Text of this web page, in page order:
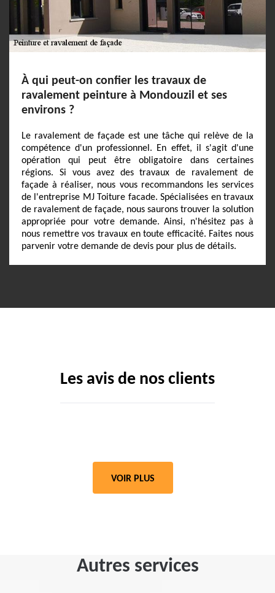
À qui peut-on confier les travaux de
ravalement peinture à Mondouzil et ses
environs ?
Le ravalement de façade est une tâche qui relève de la
compétence d'un professionnel. En effet, il s'agit d'une
opération qui peut être obligatoire dans certaines
régions. Si vous avez des travaux de ravalement de
façade à réaliser, nous vous recommandons les services
de l'entreprise MJ Toiture facade. Spécialisées en travaux
de ravalement de façade, nous saurons trouver la solution
appropriée pour votre demande. Ainsi, n'hésitez pas à
nous remettre vos travaux en toute efficacité. Faites nous
parvenir votre demande de devis pour plus de détails.
Les avis de nos clients
VOIR PLUS
Autres services